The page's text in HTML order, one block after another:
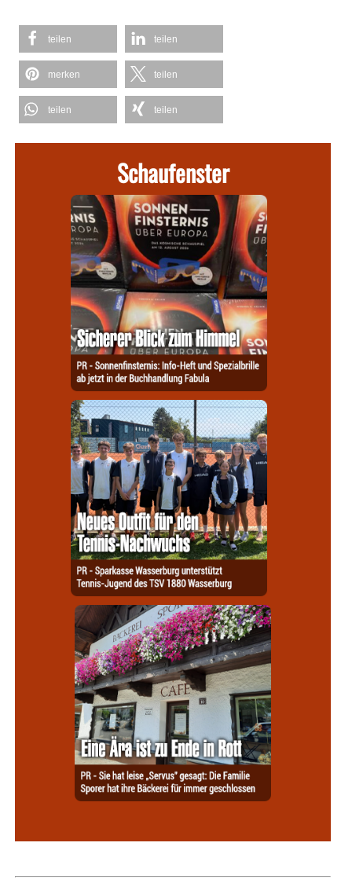
teilen teilen
merken teilen
teilen teilen
Schaufenster